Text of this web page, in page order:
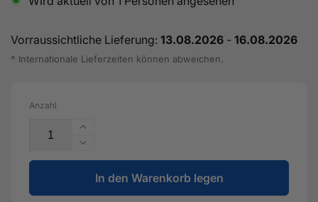
Vorraussichtliche Lieferung: 13.08.2026 - 16.08.2026
* Internationale Lieferzeiten können abweichen.
Anzahl
Erhöhe
die
Menge
für
Einstellbare
Verringere
die
Menge
für
In den Warenkorb legen